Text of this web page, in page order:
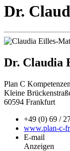
Dr.
Dr. Claudia
Plan C
Kleine
60594 Frankfurt
+49 (0) 69 /
www.plan-c-
E-mail
Anzeigen